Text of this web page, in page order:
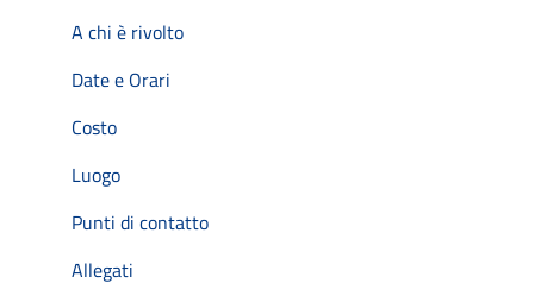
A chi è rivolto
Date e Orari
Costo
Luogo
Punti di contatto
Allegati